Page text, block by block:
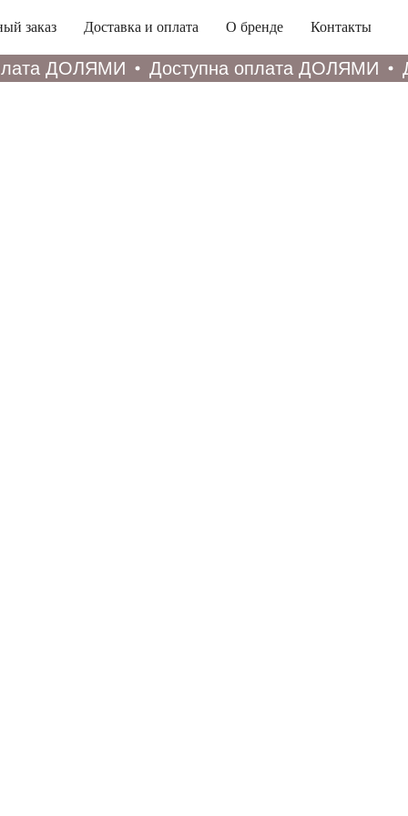
заказ Доставка и оплата О бренде Контакты
ДОЛЯМИ Доступна оплата ДОЛЯМИ